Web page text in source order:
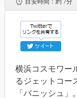
目安時間：約 7分
横浜コスモワー
るジェットコー
「バニッシュ」。